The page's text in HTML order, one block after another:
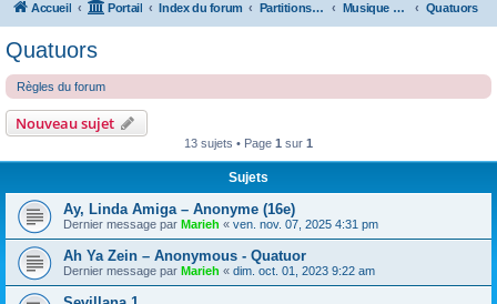
Accueil Portail Index du forum Partitions pour guitare en libre téléchargement Musique d'ensemble Quatuors
Quatuors
Règles du forum
Nouveau sujet
13 sujets • Page 1 sur 1
Sujets
Ay, Linda Amiga – Anonyme (16e)
Dernier message par Marieh « ven. nov. 07, 2025 4:31 pm
Ah Ya Zein – Anonymous - Quatuor
Dernier message par Marieh « dim. oct. 01, 2023 9:22 am